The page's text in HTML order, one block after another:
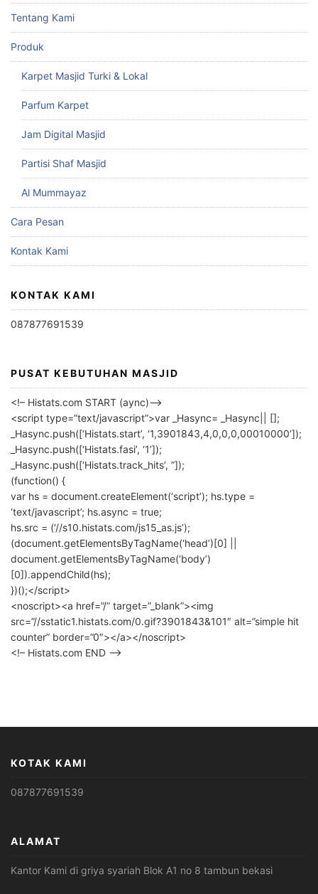
Tentang Kami
Produk
Karpet Masjid Turki & Lokal
Parfum Karpet
Jam Digital Masjid
Partisi Shaf Masjid
Al Mummayaz
Cara Pesan
Kontak Kami
KONTAK KAMI
087877691539
PUSAT KEBUTUHAN MASJID
<!– Histats.com START (aync)–>
<script type=”text/javascript”>var _Hasync= _Hasync|| [];
_Hasync.push([‘Histats.start’, ‘1,3901843,4,0,0,0,00010000’]);
_Hasync.push([‘Histats.fasi’, ‘1’]);
_Hasync.push([‘Histats.track_hits’, ”]);
(function() {
var hs = document.createElement(‘script’); hs.type =
‘text/javascript’; hs.async = true;
hs.src = (‘//s10.histats.com/js15_as.js’);
(document.getElementsByTagName(‘head’)[0] ||
document.getElementsByTagName(‘body’)
[0]).appendChild(hs);
})();</script>
<noscript><a href=”/” target=”_blank”><img
src=”//sstatic1.histats.com/0.gif?3901843&101″ alt=”simple hit
counter” border=”0″></a></noscript>
<!– Histats.com END –>
KOTAK KAMI
087877691539
ALAMAT
Kantor Kami di griya syariah Blok A1 no 8 tambun bekasi